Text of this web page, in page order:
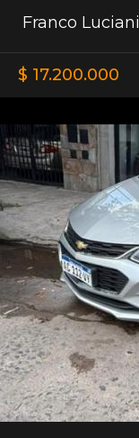
Franco Luciani
$ 17.200.000